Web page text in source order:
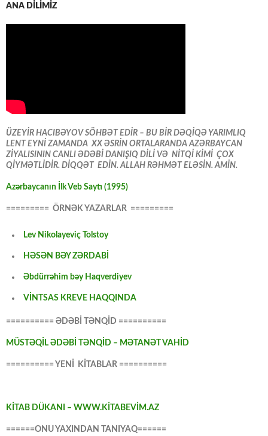
ANA DİLİMİZ
ÜZEYİR HACIBƏYOV SÖHBƏT EDİR – BU BİR DƏQİQƏ YARIMLIQ
LENT EYNİ ZAMANDA XX ƏSRİN ORTALARANDA AZƏRBAYCAN
ZİYALISININ CANLI ƏDƏBİ DANIŞIQ DİLİ VƏ NİTQİ KİMİ ÇOX
QİYMƏTLİDİR. DİQQƏT EDİN. ALLAH RƏHMƏT ELƏSİN. AMİN.
Azərbaycanın İlk Veb Saytı (1995)
========= ÖRNƏK YAZARLAR =========
Lev Nikolayeviç Tolstoy
HƏSƏN BƏY ZƏRDABİ
Əbdürrəhim bəy Haqverdiyev
VİNTSAS KREVE HAQQINDA
========== ƏDƏBİ TƏNQİD ==========
MÜSTƏQİL ƏDƏBİ TƏNQİD – MƏTANƏT VAHİD
========== YENİ KİTABLAR ==========
KİTAB DÜKANI – WWW.KİTABEVİM.AZ
======ONU YAXINDAN TANIYAQ======